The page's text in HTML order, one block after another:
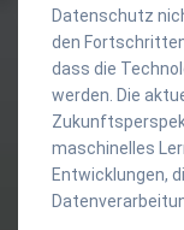
Datenschutz
den
dass die
werden. Die
maschinelles
Entwicklungen,